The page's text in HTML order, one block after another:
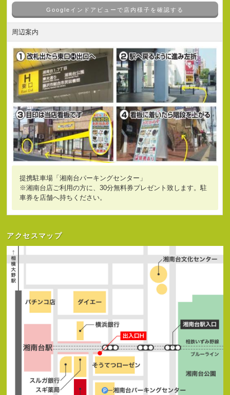
Googleインドアビューで店内様子を確認する
周辺案内
提携駐車場「湘南台パーキングセンター」
※湘南台店ご利用の方に、30分無料券プレゼント致します。駐
車券を店舗へ持ちください。
アクセスマップ